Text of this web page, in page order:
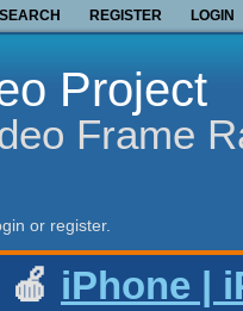
SEARCH REGISTER LOGIN
Project
Frame
or register.
iPhone |